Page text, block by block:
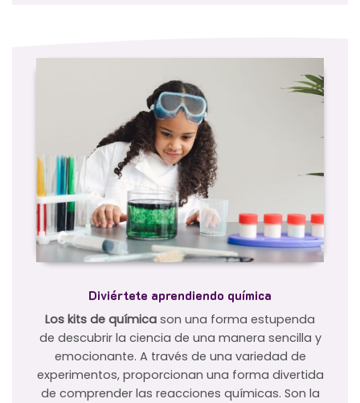
Diviértete aprendiendo química
Los kits de química son una forma estupenda
de descubrir la ciencia de una manera sencilla y
emocionante. A través de una variedad de
experimentos, proporcionan una forma divertida
de comprender las reacciones químicas. Son la